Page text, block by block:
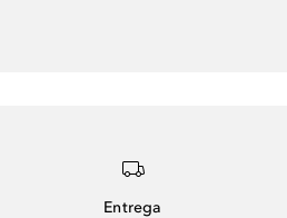
Entrega